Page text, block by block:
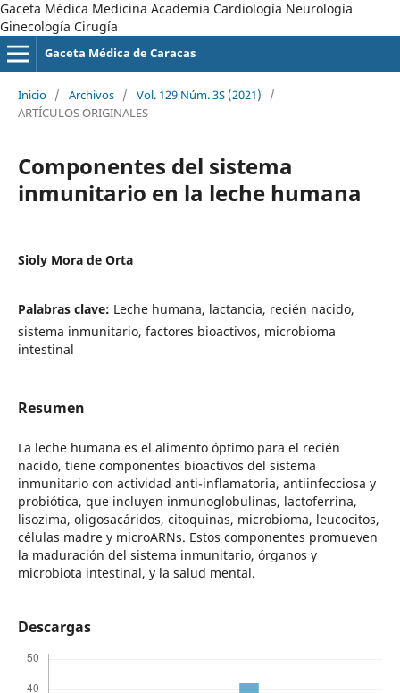
Gaceta Médica Medicina Academia Cardiología Neurología
Ginecología Cirugía
Gaceta Médica de Caracas
Inicio / Archivos / Vol. 129 Núm. 3S (2021)
/
ARTÍCULOS ORIGINALES
Componentes del sistema
inmunitario en la leche humana
Sioly Mora de Orta
Palabras clave: Leche humana, lactancia, recién nacido,
sistema inmunitario, factores bioactivos, microbioma
intestinal
Resumen
La leche humana es el alimento óptimo para el recién
nacido, tiene componentes bioactivos del sistema
inmunitario con actividad anti-inflamatoria, antiinfecciosa y
probiótica, que incluyen inmunoglobulinas, lactoferrina,
lisozima, oligosacáridos, citoquinas, microbioma, leucocitos,
células madre y microARNs. Estos componentes promueven
la maduración del sistema inmunitario, órganos y
microbiota intestinal, y la salud mental.
Descargas